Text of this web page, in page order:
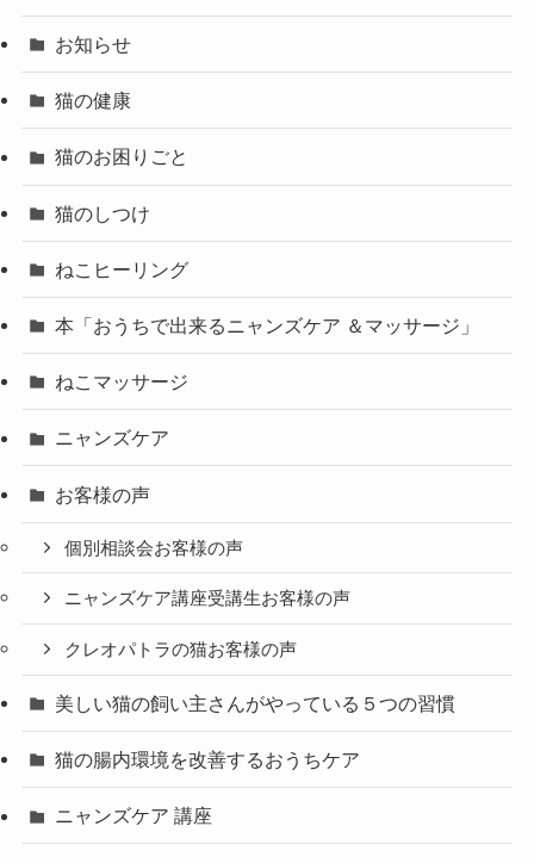
お知らせ
猫の健康
猫のお困りごと
猫のしつけ
ねこヒーリング
本「おうちで出来るニャンズケア ＆マッサージ」
ねこマッサージ
ニャンズケア
お客様の声
個別相談会お客様の声
ニャンズケア講座受講生お客様の声
クレオパトラの猫お客様の声
美しい猫の飼い主さんがやっている５つの習慣
猫の腸内環境を改善するおうちケア
ニャンズケア 講座